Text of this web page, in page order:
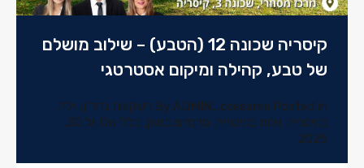
קיסריה שכונה 12 (הטבע) – שילוב מושלם
של טבע, קהילה ומיקום אסטרטגי
By ADMIN_caesarea Posted in השקעות נדל"ן, וילה
בקיסריה, וילות בקיסריה, טרנדים בשוק, כללי
יול 30,
2025